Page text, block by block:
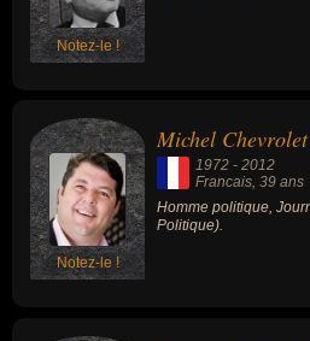
Notez-le !
Notez-le !
Michel Chevrolet
1972 - 2012
Francais, 39 ans
Homme politique,
Politique).